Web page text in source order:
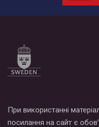
При використанні
посилання на сайт є